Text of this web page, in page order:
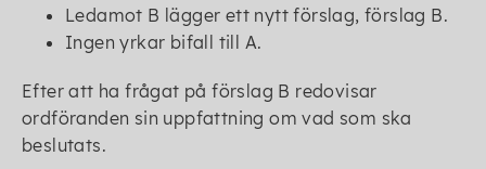
Ledamot B lägger ett nytt förslag, förslag B.
Ingen yrkar bifall till A.
Efter att ha frågat på förslag B redovisar
ordföranden sin uppfattning om vad som ska
beslutats.